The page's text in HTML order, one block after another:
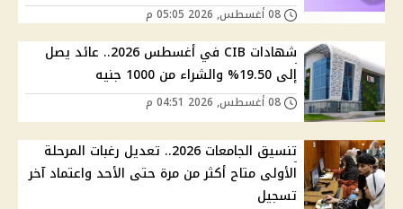
شهادات CIB في أغسطس 2026.. عائد يصل
إلى 19.50% والشراء من 1000 جنيه
تنسيق الجامعات 2026.. تعديل رغبات المرحلة
الأولى متاح أكثر من مرة حتى الأحد واعتماد آخر
تسجيل